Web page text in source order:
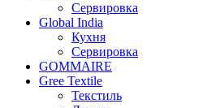
Сервировка
Global India
Кухня
Сервировка
GOMMAIRE
Gree Textile
Текстиль